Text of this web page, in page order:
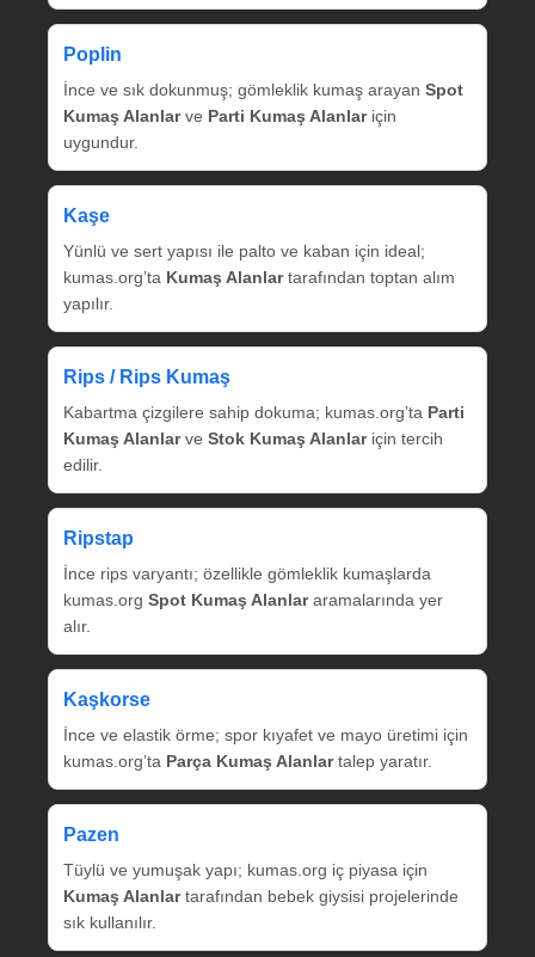
Poplin
İnce ve sık dokunmuş; gömleklik kumaş arayan Spot
Kumaş Alanlarve Parti Kumaş Alanlariçin
uygundur.
Kaşe
Yünlü ve sert yapısı ile palto ve kaban için ideal;
kumas.org’ta Kumaş Alanlartarafından toptan alım
yapılır.
Rips / Rips Kumaş
Kabartma çizgilere sahip dokuma; kumas.org’ta Parti
Kumaş Alanlarve Stok Kumaş Alanlariçin tercih
edilir.
Ripstap
İnce rips varyantı; özellikle gömleklik kumaşlarda
kumas.org Spot Kumaş Alanlararamalarında yer
alır.
Kaşkorse
İnce ve elastik örme; spor kıyafet ve mayo üretimi için
kumas.org’ta Parça Kumaş Alanlartalep yaratır.
Pazen
Tüylü ve yumuşak yapı; kumas.org iç piyasa için
Kumaş Alanlartarafından bebek giysisi projelerinde
sık kullanılır.